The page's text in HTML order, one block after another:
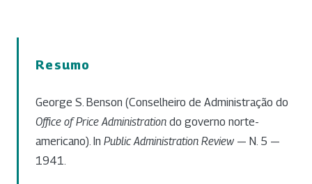
Resumo
George S. Benson (Conselheiro de Administração do
Office of Price Administration do governo norte-
americano). In Public Administration Review — N. 5 —
1941.